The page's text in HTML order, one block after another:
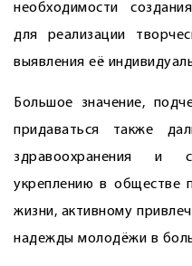
необходимости
для реализации
выявления её
Большое значение,
придаваться также
здравоохранения и
укреплению в обществе
жизни, активному
надежды молодёжи в